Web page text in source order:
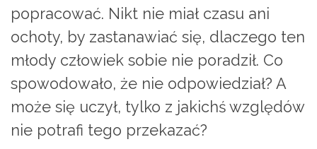
popracować. Nikt nie miał czasu ani
ochoty, by zastanawiać się, dlaczego ten
młody człowiek sobie nie poradził. Co
spowodowało, że nie odpowiedział? A
może się uczył, tylko z jakichś względów
nie potrafi tego przekazać?